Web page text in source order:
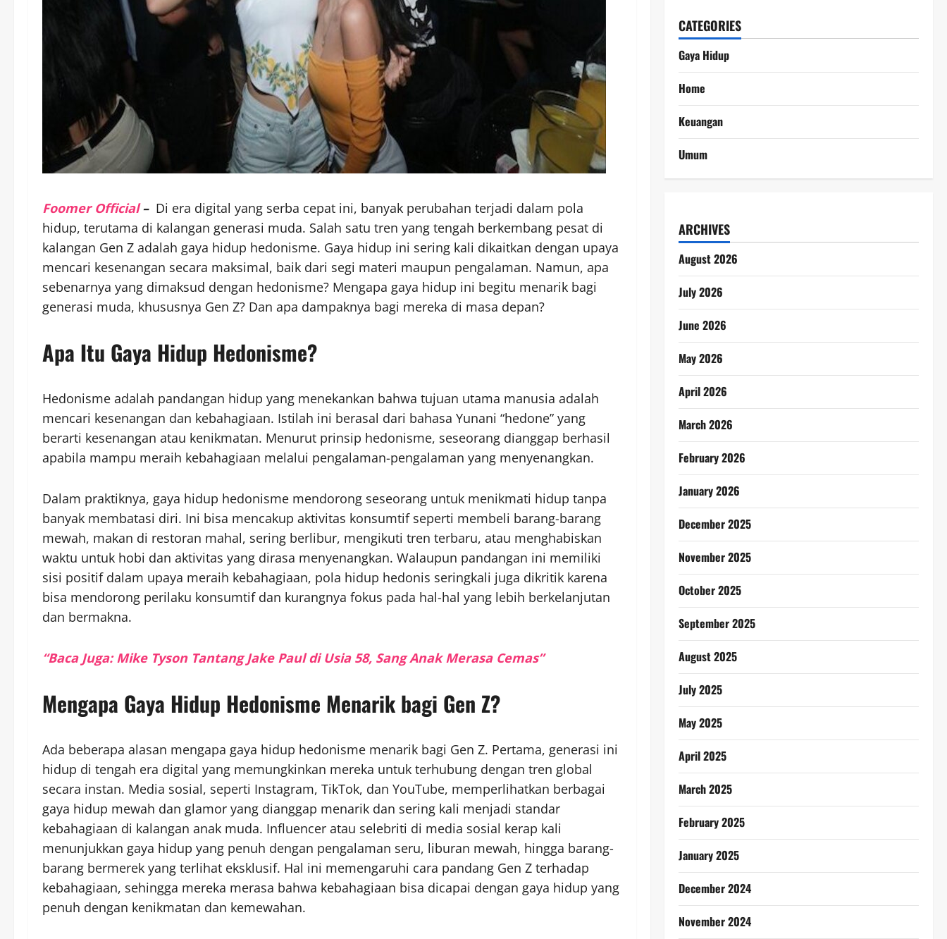
Foomer Official–Di era digital yang serba cepat ini, banyak perubahan terjadi dalam pola
hidup, terutama di kalangan generasi muda. Salah satu tren yang tengah berkembang pesat di
kalangan Gen Z adalah gaya hidup hedonisme. Gaya hidup ini sering kali dikaitkan dengan upaya
mencari kesenangan secara maksimal, baik dari segi materi maupun pengalaman. Namun, apa
sebenarnya yang dimaksud dengan hedonisme? Mengapa gaya hidup ini begitu menarik bagi
generasi muda, khususnya Gen Z? Dan apa dampaknya bagi mereka di masa depan?
Apa Itu Gaya Hidup Hedonisme?
Hedonisme adalah pandangan hidup yang menekankan bahwa tujuan utama manusia adalah
mencari kesenangan dan kebahagiaan. Istilah ini berasal dari bahasa Yunani “hedone” yang
berarti kesenangan atau kenikmatan. Menurut prinsip hedonisme, seseorang dianggap berhasil
apabila mampu meraih kebahagiaan melalui pengalaman-pengalaman yang menyenangkan.
Dalam praktiknya, gaya hidup hedonisme mendorong seseorang untuk menikmati hidup tanpa
banyak membatasi diri. Ini bisa mencakup aktivitas konsumtif seperti membeli barang-barang
mewah, makan di restoran mahal, sering berlibur, mengikuti tren terbaru, atau menghabiskan
waktu untuk hobi dan aktivitas yang dirasa menyenangkan. Walaupun pandangan ini memiliki
sisi positif dalam upaya meraih kebahagiaan, pola hidup hedonis seringkali juga dikritik karena
bisa mendorong perilaku konsumtif dan kurangnya fokus pada hal-hal yang lebih berkelanjutan
dan bermakna.
“Baca Juga: Mike Tyson Tantang Jake Paul di Usia 58, Sang Anak Merasa Cemas”
Mengapa Gaya Hidup Hedonisme Menarik bagi Gen Z?
Ada beberapa alasan mengapa gaya hidup hedonisme menarik bagi Gen Z. Pertama, generasi ini
hidup di tengah era digital yang memungkinkan mereka untuk terhubung dengan tren global
secara instan. Media sosial, seperti Instagram, TikTok, dan YouTube, memperlihatkan berbagai
gaya hidup mewah dan glamor yang dianggap menarik dan sering kali menjadi standar
kebahagiaan di kalangan anak muda. Influencer atau selebriti di media sosial kerap kali
menunjukkan gaya hidup yang penuh dengan pengalaman seru, liburan mewah, hingga barang-
barang bermerek yang terlihat eksklusif. Hal ini memengaruhi cara pandang Gen Z terhadap
kebahagiaan, sehingga mereka merasa bahwa kebahagiaan bisa dicapai dengan gaya hidup yang
penuh dengan kenikmatan dan kemewahan.
CATEGORIES
Gaya Hidup
Home
Keuangan
Umum
ARCHIVES
August 2026
July 2026
June 2026
May 2026
April 2026
March 2026
February 2026
January 2026
December 2025
November 2025
October 2025
September 2025
August 2025
July 2025
May 2025
April 2025
March 2025
February 2025
January 2025
December 2024
November 2024